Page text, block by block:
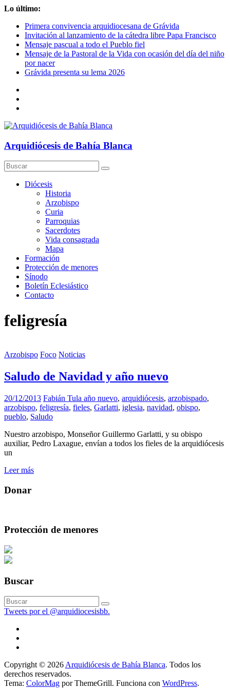
Saltar
contenido
Lo último:
Primera convivencia arquidiocesana de Grávida
Invitación al lanzamiento de la cátedra libre Papa Francisco
Mensaje pascual a todo el Pueblo fiel
Mensaje de la Pastoral de la Vida con ocasión del día del niño
por nacer
Grávida presenta su lema 2026
Arquidiócesis de Bahía Blanca
Diócesis
Historia
Arzobispo
Curia
Parroquias
Sacerdotes
Vida consagrada
Mapa
Formación
Protección de menores
Sínodo
Boletín Eclesiástico
Contacto
feligresía
Arzobispo Foco Noticias
Saludo de Navidad y año nuevo
20/12/2013 Fabián Tula año nuevo, arquidiócesis, arzobispado,
arzobispo, feligresía, fieles, Garlatti, iglesia, navidad, obispo,
pueblo, Saludo
Nuestro arzobispo, Monseñor Guillermo Garlatti, y su obispo
auxiliar, Pedro Laxague, envían a todos los fieles de la arquidiócesis
un
Leer más
Donar
Protección de menores
Buscar
Tweets por el @arquidiocesisbb.
Copyright © 2026Arquidiócesis de Bahía Blanca. Todos los
derechos reservados.
Tema: ColorMag por ThemeGrill. Funciona con WordPress.